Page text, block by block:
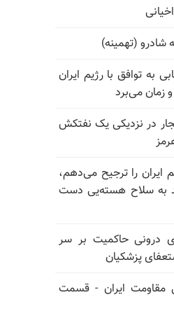
(تهمینه)
توافق با رژیم ایران
زمان می‌برد
در نزدیکی یک نفتکش
ایران را ترجیح می‌دهم،
به سلاح هسته‌یی دست
درونی حاکمیت بر سر
پزشکیان
مقاومت ایران - قسمت